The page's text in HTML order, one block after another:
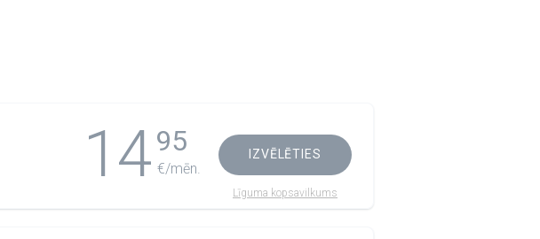
1495
€/mēn.
IZVĒLĒTIES
Līguma kopsavilkums